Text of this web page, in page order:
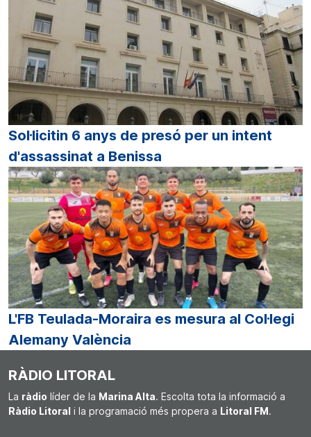
Sol·licitin 6 anys de presó per un intent
d'assassinat a Benissa
L'FB Teulada-Moraira es mesura al Col·legi
Alemany València
RÀDIO LITORAL
La ràdio líder de la Marina Alta. Escolta tota la informació a
Ràdio Litoral i la programació més propera a Litoral FM.